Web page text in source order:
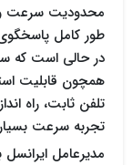
طور کامل پاسخگوی
همچون قابلیت
تلفن ثابت، راه
تجربه سرعت بسیار